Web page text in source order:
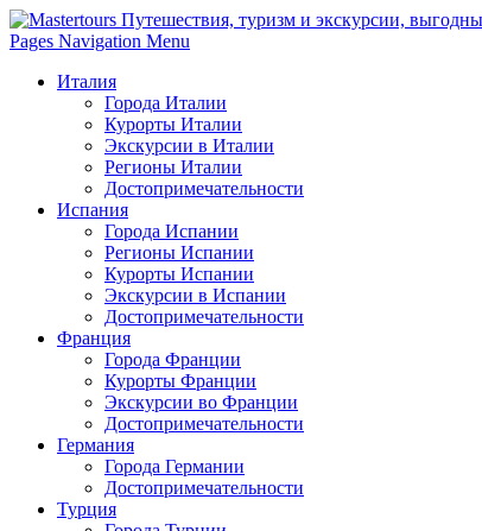
Pages Navigation Menu
Италия
Города Италии
Курорты Италии
Экскурсии в Италии
Регионы Италии
Достопримечательности
Испания
Города Испании
Регионы Испании
Курорты Испании
Экскурсии в Испании
Достопримечательности
Франция
Города Франции
Курорты Франции
Экскурсии во Франции
Достопримечательности
Германия
Города Германии
Достопримечательности
Турция